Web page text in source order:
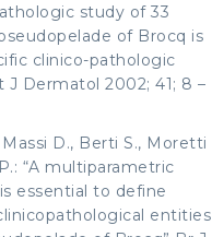
study of 33
of Brocq is
clinico-pathologic
J Dermatol 2002; 41; 8 –
D., Berti S., Moretti
“A multiparametric
essential to define
entities